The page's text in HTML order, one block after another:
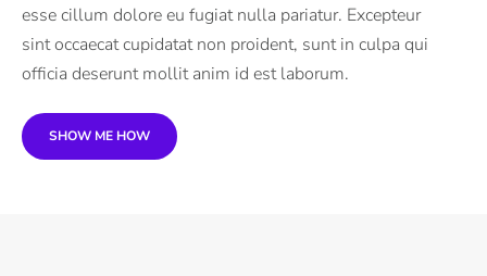
esse cillum dolore eu fugiat nulla pariatur. Excepteur
sint occaecat cupidatat non proident, sunt in culpa qui
officia deserunt mollit anim id est laborum.
SHOW ME HOW